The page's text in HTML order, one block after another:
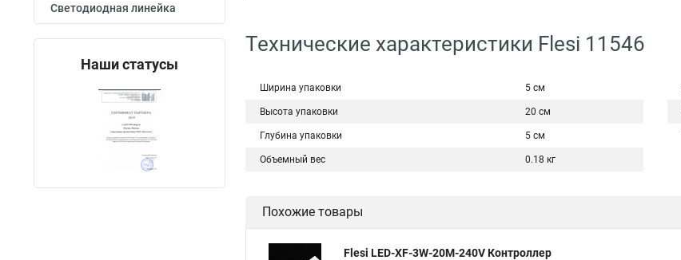
Светодиодная линейка
Наши статусы
Технические характеристики Flesi 11546
Ширина упаковки 5 см
Высота упаковки 20 см
Глубина упаковки 5 см
Объемный вес 0.18 кг
Похожие товары
Flesi LED-XF-3W-20М-240V Контроллер